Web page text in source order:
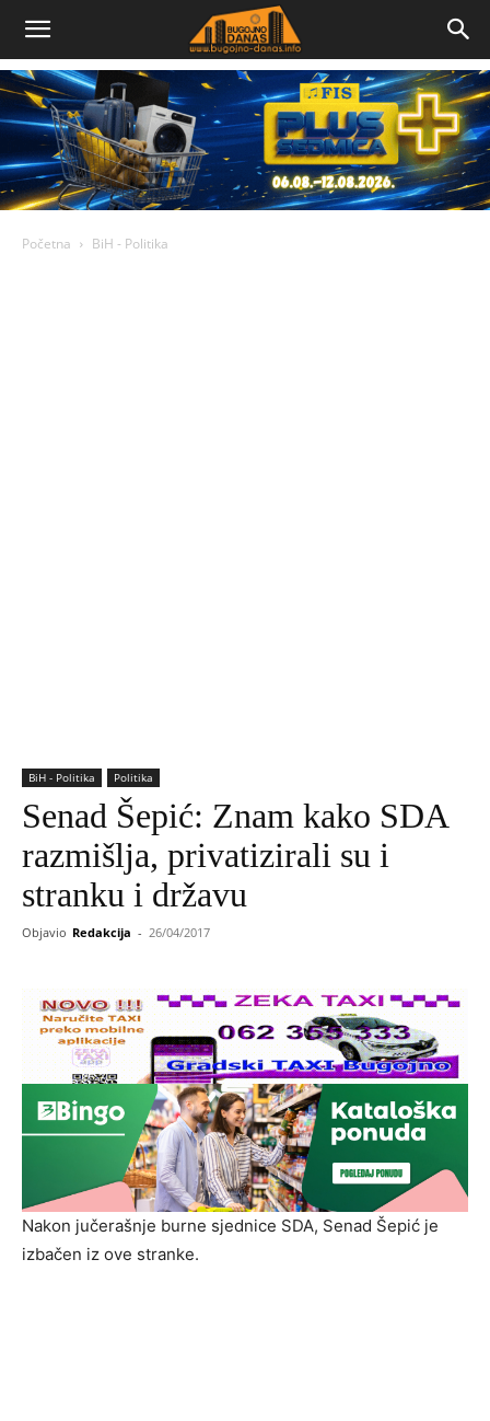
Bugojno
Danas
Početna BiH - Politika
BiH - Politika Politika
Senad Šepić: Znam kako SDA
razmišlja, privatizirali su i
stranku i državu
Objavio Redakcija - 26/04/2017
Nakon jučerašnje burne sjednice SDA, Senad Šepić je
izbačen iz ove stranke.